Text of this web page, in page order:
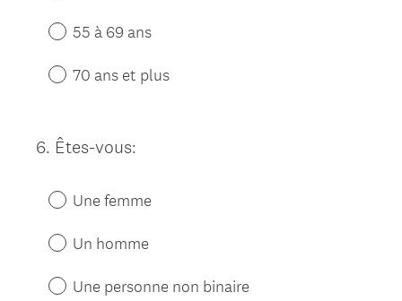
55 à 69 ans
70 ans et plus
Question
6. Êtes-vous:
Une femme
Un homme
Une personne non binaire